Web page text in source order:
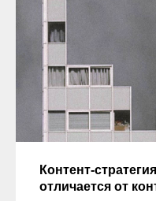
Контент-
отличается от